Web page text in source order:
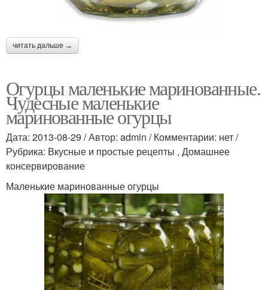
читать дальше →
Огурцы маленькие маринованные.
Чудесные маленькие
маринованные огурцы
Дата: 2013-08-29 / Автор: admin / Комментарии: нет /
Рубрика: Вкусные и простые рецепты , Домашнее
консервирование
Маленькие маринованные огурцы